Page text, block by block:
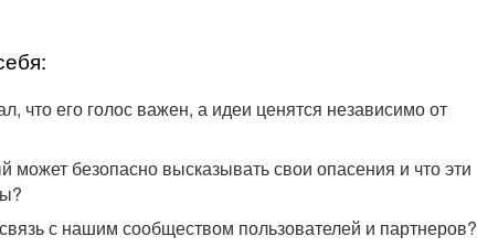
что его голос важен, а идеи ценятся независимо от
безопасно высказывать свои опасения и что эти
с нашим сообществом пользователей и партнеров?